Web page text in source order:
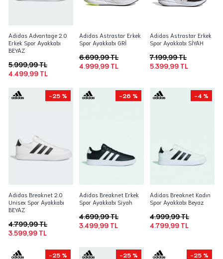
Adidas Advantage 2.0
Erkek Spor Ayakkabı
BEYAZ
4.499,99 TL
5.999,99 TL
Adidas Astrastar Erkek
Spor Ayakkabı GRİ
4.999,99 TL
6.699,99 TL
Adidas Astrastar Erkek
Spor Ayakkabı SİYAH
5.399,99 TL
7.199,99 TL
-25 %
Adidas Breaknet 2.0
Unisex Spor Ayakkabı
BEYAZ
3.599,99 TL
4.799,99 TL
-26 %
Adidas Breaknet Erkek
Spor Ayakkabı Siyah
3.499,99 TL
4.699,99 TL
-4 %
Adidas Breaknet Kadın
Spor Ayakkabı Beyaz
4.799,99 TL
4.999,99 TL
-25 % -25 % -25 %